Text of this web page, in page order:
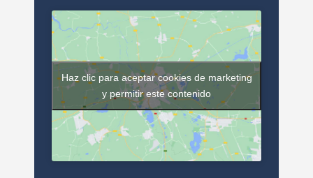
Haz clic para aceptar cookies de marketing
y permitir este contenido